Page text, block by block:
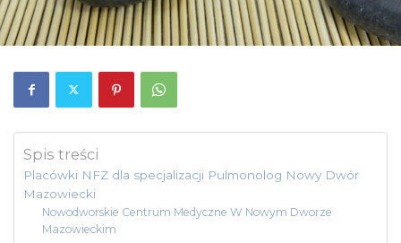
Spis treści
Placówki NFZ dla specjalizacji Pulmonolog Nowy Dwór
Mazowiecki
Nowodworskie Centrum Medyczne W Nowym Dworze
Mazowieckim